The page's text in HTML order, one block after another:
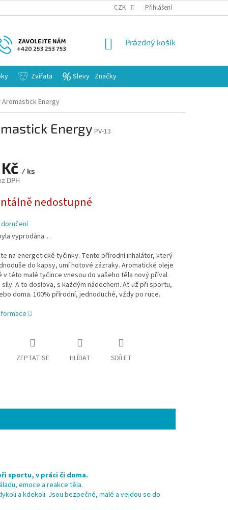
CZK Přihlášení
NÁKUPNÍ
Prázdný košík
Zvířata Slevy Značky
Energy
Energy PV-13
/ ks
DPH
nedostupné
vyprodána…
na energetické tyčinky. Tento přírodní inhalátor, který
do kapsy, umí hotové zázraky. Aromatické oleje
v této malé tyčince vnesou do vašeho těla nový příval
A to doslova, s každým nádechem. Ať už při sportu,
doma. 100% přírodní, jednoduché, vždy po ruce.
ZEPTAT SE HLÍDAT SDÍLET
sportu, v práci či doma.
emoce a reakce těla.
a kdekoli. Jsou bezpečné, malé a vejdou se do